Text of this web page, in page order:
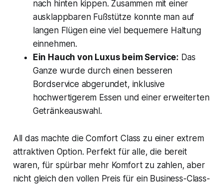
nach hinten kippen. Zusammen mit einer
ausklappbaren Fußstütze konnte man auf
langen Flügen eine viel bequemere Haltung
einnehmen.
Ein Hauch von Luxus beim Service: Das
Ganze wurde durch einen besseren
Bordservice abgerundet, inklusive
hochwertigerem Essen und einer erweiterten
Getränkeauswahl.
All das machte die Comfort Class zu einer extrem
attraktiven Option. Perfekt für alle, die bereit
waren, für spürbar mehr Komfort zu zahlen, aber
nicht gleich den vollen Preis für ein Business-Class-